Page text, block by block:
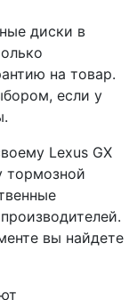
диски в
на товар.
если у
Lexus GX
тормозной
вы найдете